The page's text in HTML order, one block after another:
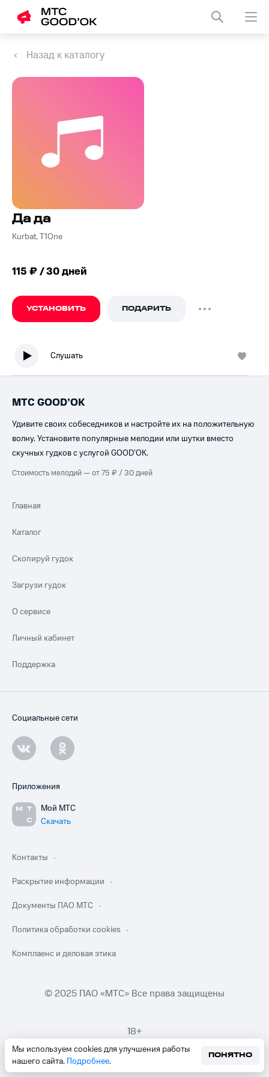
Назад к каталогу
Да да
Kurbat, T1One
115 ₽ / 30 дней
УСТАНОВИТЬ ПОДАРИТЬ
Слушать
Мы используем cookies для улучшения работы
нашего сайта. Подробнее.
ПОНЯТНО
МТС GOOD’OK
Удивите своих собеседников и настройте их на положительную
волну. Установите популярные мелодии или шутки вместо
скучных гудков с услугой GOOD’OK.
Стоимость мелодий — от 75 ₽ / 30 дней
Главная
Каталог
Скопируй гудок
Загрузи гудок
О сервисе
Личный кабинет
Поддержка
Социальные сети
Приложения
Мой МТС
Скачать
Контакты
Раскрытие информации
Документы ПАО МТС
Политика обработки cookies
Комплаенс и деловая этика
© 2025 ПАО «МТС» Все права защищены
18+